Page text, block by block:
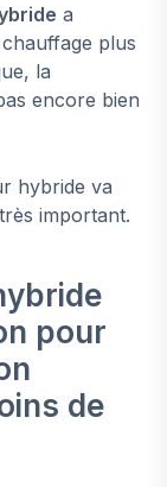
a
plus
la
encore bien
hybride va
important.
pour
de